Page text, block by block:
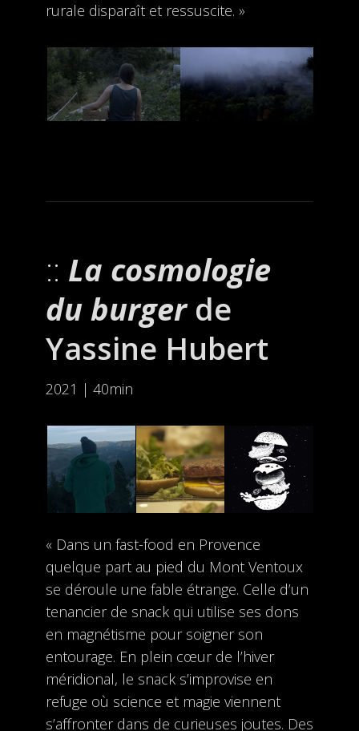
rurale disparaît et ressuscite. »
La cosmologie
du burgerde
Yassine Hubert
2021 | 40min
« Dans un fast-food en Provence
quelque part au pied du Mont Ventoux
se déroule une fable étrange. Celle d’un
tenancier de snack qui utilise ses dons
en magnétisme pour soigner son
entourage. En plein cœur de l’hiver
méridional, le snack s’improvise en
refuge où science et magie viennent
s’affronter dans de curieuses joutes. Des